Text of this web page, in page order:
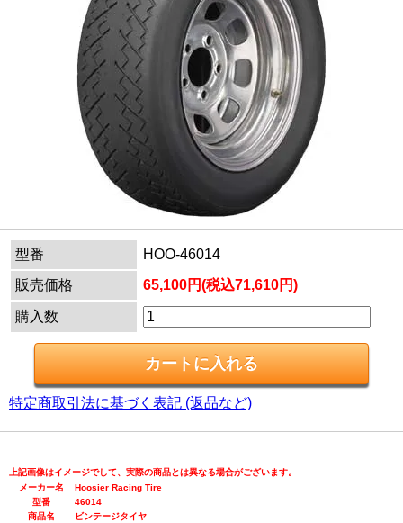
型番
HOO-46014
販売価格
65,100円(税込71,610円)
購入数
特定商取引法に基づく表記 (返品など)
上記画像はイメージでして、実際の商品とは異なる場合がございます。
メーカー名
Hoosier Racing Tire
型番
46014
商品名
ビンテージタイヤ